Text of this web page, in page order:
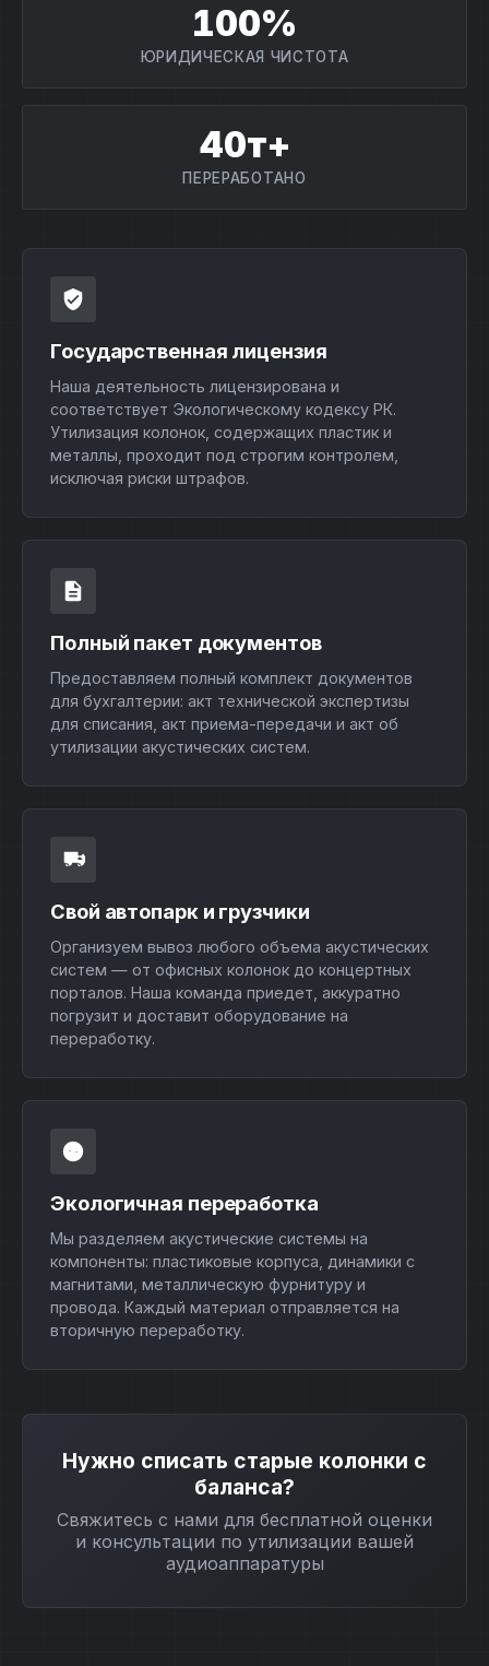
100%
ЮРИДИЧЕСКАЯ ЧИСТОТА
40т+
ПЕРЕРАБОТАНО
Государственная лицензия
Наша деятельность лицензирована и
соответствует Экологическому кодексу РК.
Утилизация колонок, содержащих пластик и
металлы, проходит под строгим контролем,
исключая риски штрафов.
Полный пакет документов
Предоставляем полный комплект документов
для бухгалтерии: акт технической экспертизы
для списания, акт приема-передачи и акт об
утилизации акустических систем.
Свой автопарк и грузчики
Организуем вывоз любого объема акустических
систем — от офисных колонок до концертных
порталов. Наша команда приедет, аккуратно
погрузит и доставит оборудование на
переработку.
Экологичная переработка
Мы разделяем акустические системы на
компоненты: пластиковые корпуса, динамики с
магнитами, металлическую фурнитуру и
провода. Каждый материал отправляется на
вторичную переработку.
Нужно списать старые колонки с
баланса?
Свяжитесь с нами для бесплатной оценки
и консультации по утилизации вашей
аудиоаппаратуры